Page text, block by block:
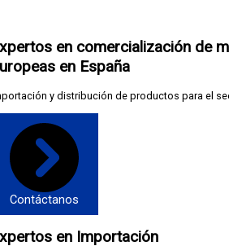
en comercialización de
en España
y distribución de productos para el
Contáctanos
en Importación